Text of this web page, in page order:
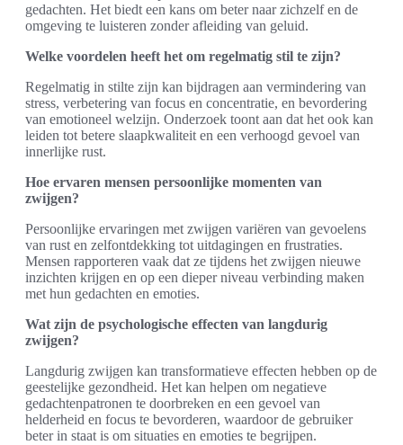
gedachten. Het biedt een kans om beter naar zichzelf en de
omgeving te luisteren zonder afleiding van geluid.
Welke voordelen heeft het om regelmatig stil te zijn?
Regelmatig in stilte zijn kan bijdragen aan vermindering van
stress, verbetering van focus en concentratie, en bevordering
van emotioneel welzijn. Onderzoek toont aan dat het ook kan
leiden tot betere slaapkwaliteit en een verhoogd gevoel van
innerlijke rust.
Hoe ervaren mensen persoonlijke momenten van
zwijgen?
Persoonlijke ervaringen met zwijgen variëren van gevoelens
van rust en zelfontdekking tot uitdagingen en frustraties.
Mensen rapporteren vaak dat ze tijdens het zwijgen nieuwe
inzichten krijgen en op een dieper niveau verbinding maken
met hun gedachten en emoties.
Wat zijn de psychologische effecten van langdurig
zwijgen?
Langdurig zwijgen kan transformatieve effecten hebben op de
geestelijke gezondheid. Het kan helpen om negatieve
gedachtenpatronen te doorbreken en een gevoel van
helderheid en focus te bevorderen, waardoor de gebruiker
beter in staat is om situaties en emoties te begrijpen.